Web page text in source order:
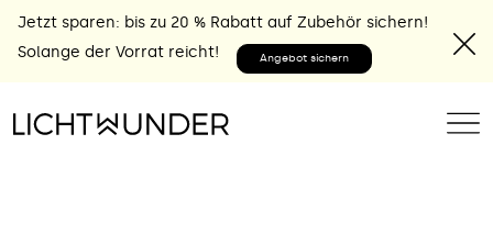
Jetzt sparen: bis zu 20 % Rabatt auf Zubehör sichern!
Solange der Vorrat reicht!
Angebot sichern